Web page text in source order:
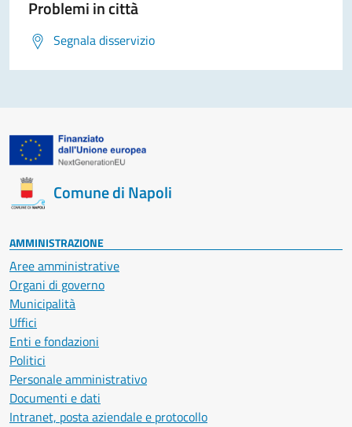
Problemi in città
Segnala disservizio
Comune di Napoli
AMMINISTRAZIONE
Aree amministrative
Organi di governo
Municipalità
Uffici
Enti e fondazioni
Politici
Personale amministrativo
Documenti e dati
Intranet, posta aziendale e protocollo